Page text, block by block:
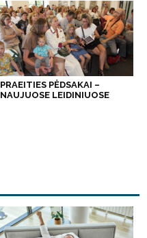
PRAEITIES PĖDSAKAI –
NAUJUOSE LEIDINIUOSE